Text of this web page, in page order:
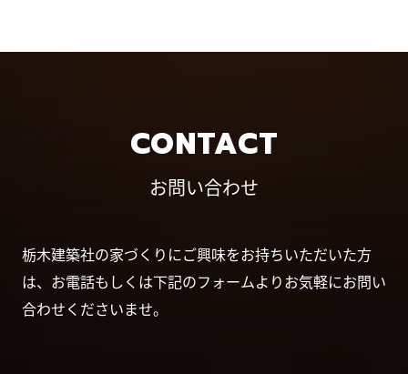
CONTACT
お問い合わせ
栃木建築社の家づくりにご興味をお持ちいただいた方
は、お電話もしくは下記のフォームよりお気軽にお問い
合わせくださいませ。